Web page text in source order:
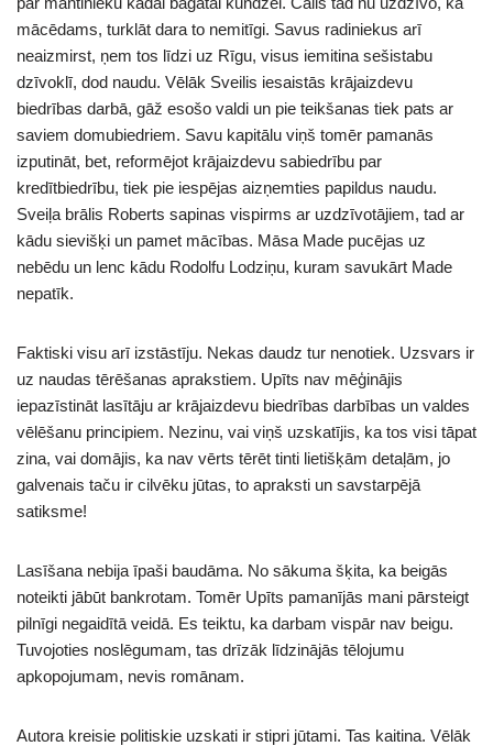
mācēdams, turklāt dara to nemitīgi. Savus radiniekus arī
neaizmirst, ņem tos līdzi uz Rīgu, visus iemitina sešistabu
dzīvoklī, dod naudu. Vēlāk Sveilis iesaistās krājaizdevu
biedrības darbā, gāž esošo valdi un pie teikšanas tiek pats ar
saviem domubiedriem. Savu kapitālu viņš tomēr pamanās
izputināt, bet, reformējot krājaizdevu sabiedrību par
kredītbiedrību, tiek pie iespējas aizņemties papildus naudu.
Sveiļa brālis Roberts sapinas vispirms ar uzdzīvotājiem, tad ar
kādu sievišķi un pamet mācības. Māsa Made pucējas uz
nebēdu un lenc kādu Rodolfu Lodziņu, kuram savukārt Made
nepatīk.
Faktiski visu arī izstāstīju. Nekas daudz tur nenotiek. Uzsvars ir
uz naudas tērēšanas aprakstiem. Upīts nav mēģinājis
iepazīstināt lasītāju ar krājaizdevu biedrības darbības un valdes
vēlēšanu principiem. Nezinu, vai viņš uzskatījis, ka tos visi tāpat
zina, vai domājis, ka nav vērts tērēt tinti lietišķām detaļām, jo
galvenais taču ir cilvēku jūtas, to apraksti un savstarpējā
satiksme!
Lasīšana nebija īpaši baudāma. No sākuma šķita, ka beigās
noteikti jābūt bankrotam. Tomēr Upīts pamanījās mani pārsteigt
pilnīgi negaidītā veidā. Es teiktu, ka darbam vispār nav beigu.
Tuvojoties noslēgumam, tas drīzāk līdzinājās tēlojumu
apkopojumam, nevis romānam.
Autora kreisie politiskie uzskati ir stipri jūtami. Tas kaitina. Vēlāk